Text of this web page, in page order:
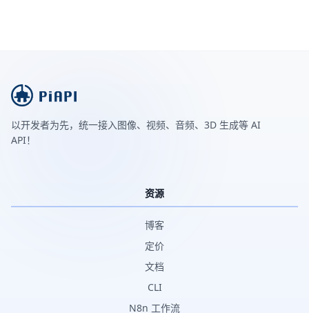
以开发者为先，统一接入图像、视频、音频、3D 生成等 AI
API！
资源
博客
定价
文档
CLI
N8n 工作流